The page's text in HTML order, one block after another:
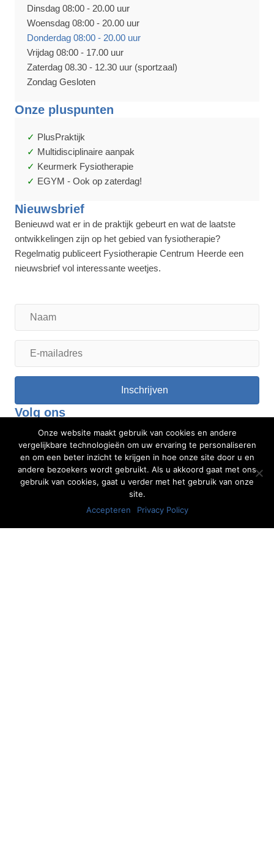
Dinsdag 08:00 - 20.00 uur
Woensdag 08:00 - 20.00 uur
Donderdag 08:00 - 20.00 uur
Vrijdag 08:00 - 17.00 uur
Zaterdag 08.30 - 12.30 uur (sportzaal)
Zondag Gesloten
Onze pluspunten
PlusPraktijk
Multidisciplinaire aanpak
Keurmerk Fysiotherapie
EGYM - Ook op zaterdag!
Nieuwsbrief
Benieuwd wat er in de praktijk gebeurt en wat de laatste
ontwikkelingen zijn op het gebied van fysiotherapie?
Regelmatig publiceert Fysiotherapie Centrum Heerde een
nieuwsbrief vol interessante weetjes.
Inschrijven
Volg ons
Onze website maakt gebruik van cookies en andere
vergelijkbare technologieën om uw ervaring te personaliseren
en om een beter inzicht te krijgen in hoe onze site door u en
andere bezoekers wordt gebruikt. Als u akkoord gaat met ons
gebruik van cookies, gaat u verder met het gebruik van onze
site.
Accepteren
Privacy Policy